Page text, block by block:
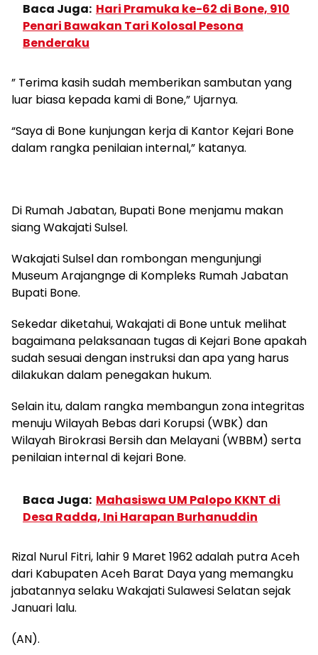
Baca Juga: Hari Pramuka ke-62 di Bone, 910
Penari Bawakan Tari Kolosal Pesona
Benderaku
” Terima kasih sudah memberikan sambutan yang
luar biasa kepada kami di Bone,” Ujarnya.
“Saya di Bone kunjungan kerja di Kantor Kejari Bone
dalam rangka penilaian internal,” katanya.
Di Rumah Jabatan, Bupati Bone menjamu makan
siang Wakajati Sulsel.
Wakajati Sulsel dan rombongan mengunjungi
Museum Arajangnge di Kompleks Rumah Jabatan
Bupati Bone.
Sekedar diketahui, Wakajati di Bone untuk melihat
bagaimana pelaksanaan tugas di Kejari Bone apakah
sudah sesuai dengan instruksi dan apa yang harus
dilakukan dalam penegakan hukum.
Selain itu, dalam rangka membangun zona integritas
menuju Wilayah Bebas dari Korupsi (WBK) dan
Wilayah Birokrasi Bersih dan Melayani (WBBM) serta
penilaian internal di kejari Bone.
Baca Juga: Mahasiswa UM Palopo KKNT di
Desa Radda, Ini Harapan Burhanuddin
Rizal Nurul Fitri, lahir 9 Maret 1962 adalah putra Aceh
dari Kabupaten Aceh Barat Daya yang memangku
jabatannya selaku Wakajati Sulawesi Selatan sejak
Januari lalu.
(AN).